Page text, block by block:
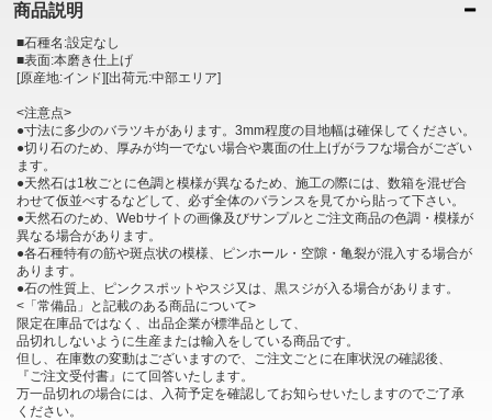
商品説明
■石種名:設定なし
■表面:本磨き仕上げ
[原産地:インド][出荷元:中部エリア]
<注意点>
●寸法に多少のバラツキがあります。3mm程度の目地幅は確保してください。
●切り石のため、厚みが均一でない場合や裏面の仕上げがラフな場合がござい
ます。
●天然石は1枚ごとに色調と模様が異なるため、施工の際には、数箱を混ぜ合
わせて仮並べするなどして、必ず全体のバランスを見てから貼って下さい。
●天然石のため、Webサイトの画像及びサンプルとご注文商品の色調・模様が
異なる場合があります。
●各石種特有の筋や斑点状の模様、ピンホール・空隙・亀裂が混入する場合が
あります。
●石の性質上、ピンクスポットやスジ又は、黒スジが入る場合があります。
<「常備品」と記載のある商品について>
限定在庫品ではなく、出品企業が標準品として、
品切れしないように生産または輸入をしている商品です。
但し、在庫数の変動はございますので、ご注文ごとに在庫状況の確認後、
『ご注文受付書』にて回答いたします。
万一品切れの場合には、入荷予定を確認してお知らせいたしますのでご了承
ください。